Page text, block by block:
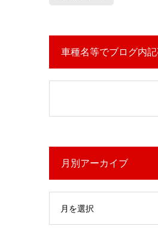
車種名等でブログ内
月別アーカイブ
月を選択